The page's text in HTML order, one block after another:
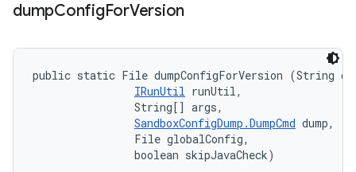
dumpConfigForVersion
public static File dumpConfigForVersion (String
IRunUtil runUtil,
                String[] args,
SandboxConfigDump.DumpCmd dump,
                File globalConfig,
                boolean skipJavaCheck)